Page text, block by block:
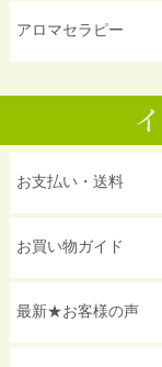
アロマセラピー
お支払い・送料
お買い物ガイド
最新★お客様の声